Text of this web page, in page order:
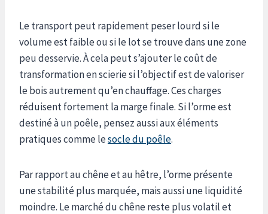
Le transport peut rapidement peser lourd si le
volume est faible ou si le lot se trouve dans une zone
peu desservie. À cela peut s’ajouter le coût de
transformation en scierie si l’objectif est de valoriser
le bois autrement qu’en chauffage. Ces charges
réduisent fortement la marge finale. Si l’orme est
destiné à un poêle, pensez aussi aux éléments
pratiques comme lesocle du poêle.
Par rapport au chêne et au hêtre, l’orme présente
une stabilité plus marquée, mais aussi une liquidité
moindre. Le marché du chêne reste plus volatil et